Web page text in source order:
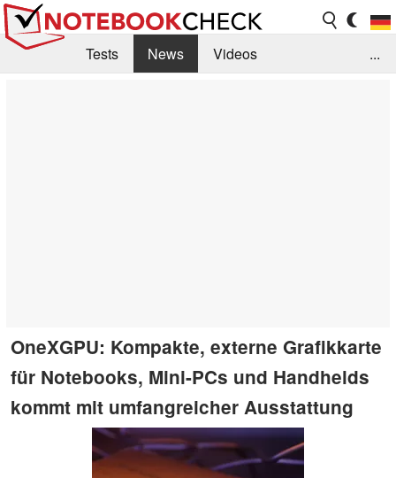
Tests News
Videos
...
OneXGPU: Kompakte, externe Grafikkarte
für Notebooks, Mini-PCs und Handhelds
kommt mit umfangreicher Ausstattung